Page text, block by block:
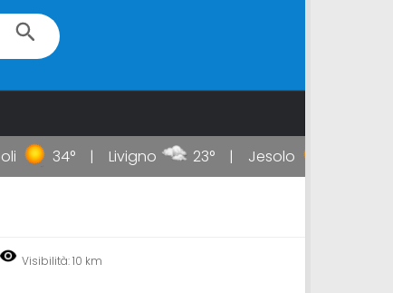
34° Livigno 23° Jesolo
Visibilità: 10 km